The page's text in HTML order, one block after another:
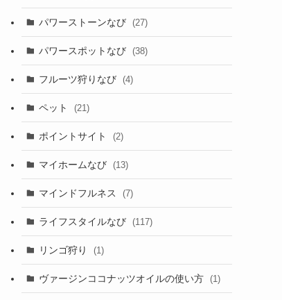
パワーストーンなび (27)
パワースポットなび (38)
フルーツ狩りなび (4)
ペット (21)
ポイントサイト (2)
マイホームなび (13)
マインドフルネス (7)
ライフスタイルなび (117)
リンゴ狩り (1)
ヴァージンココナッツオイルの使い方 (1)